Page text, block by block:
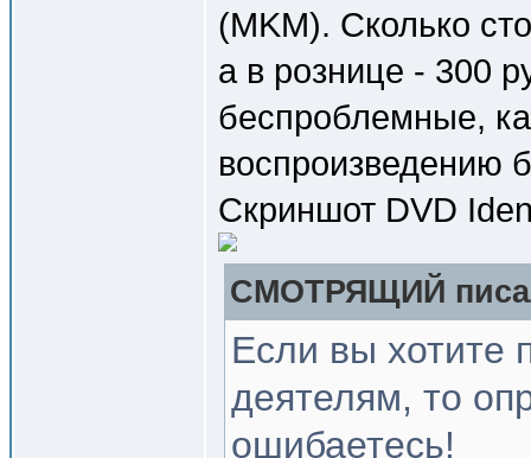
(MKM). Сколько
а в рознице - 300
беспроблемные,
воспроизведению
Скриншот DVD
СМОТРЯЩИЙ
Если вы хотите
деятелям, то
ошибаетесь!